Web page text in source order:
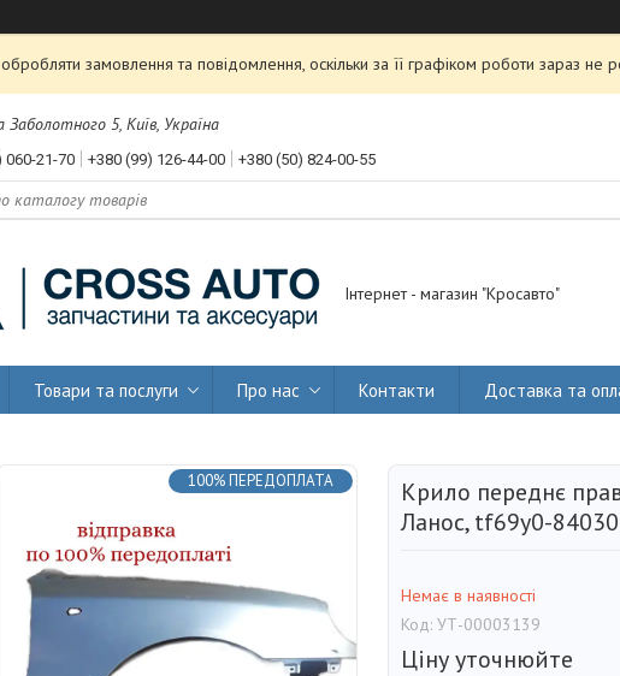
замовлення та повідомлення, оскільки за її графіком роботи зараз
Заболотного 5, Київ, Україна
060-21-70 +380 (99) 126-44-00 +380 (50) 824-00-55
Інтернет - магазин "Кросавто"
Товари та послуги Про нас Контакти Доставка та
100% ПЕРЕДОПЛАТА
Крило переднє
Ланос, tf69y0-
Немає в наявності
Код: УТ-00003139
Ціну уточнюйте